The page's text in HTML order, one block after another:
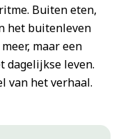
Buiten eten,
het buitenleven
maar een
dagelijkse leven.
van het verhaal.